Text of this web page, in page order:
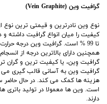
گرافیت وین (Vein Graphite)
نوع وین نادرترین و قیمتی ترین نوع
تا 99 % است. گرافیت وین درجه
همچنین دارای بالاترین درجه از
گرافیت وِین، یا کیفیت ترین و
گرافیت وین به آسانی قالب گیری
هزینه ها کمک می کند. در حال حاضر
است. وین ها معمولا در تولید باتری
دارند.